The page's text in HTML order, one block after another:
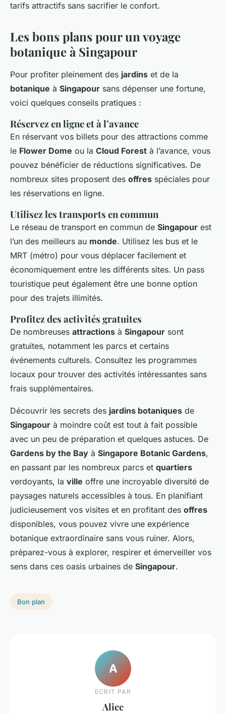
tarifs attractifs sans sacrifier le confort.
Les bons plans pour un voyage
botanique à Singapour
Pour profiter pleinement des jardins et de la
botanique à Singapour sans dépenser une fortune,
voici quelques conseils pratiques :
Réservez en ligne et à l’avance
En réservant vos billets pour des attractions comme
le Flower Dome ou la Cloud Forest à l’avance, vous
pouvez bénéficier de réductions significatives. De
nombreux sites proposent des offres spéciales pour
les réservations en ligne.
Utilisez les transports en commun
Le réseau de transport en commun de Singapour est
l’un des meilleurs au monde. Utilisez les bus et le
MRT (métro) pour vous déplacer facilement et
économiquement entre les différents sites. Un pass
touristique peut également être une bonne option
pour des trajets illimités.
Profitez des activités gratuites
De nombreuses attractions à Singapour sont
gratuites, notamment les parcs et certains
événements culturels. Consultez les programmes
locaux pour trouver des activités intéressantes sans
frais supplémentaires.
Découvrir les secrets des jardins botaniques de
Singapour à moindre coût est tout à fait possible
avec un peu de préparation et quelques astuces. De
Gardens by the Bay à Singapore Botanic Gardens,
en passant par les nombreux parcs et quartiers
verdoyants, la ville offre une incroyable diversité de
paysages naturels accessibles à tous. En planifiant
judicieusement vos visites et en profitant des offres
disponibles, vous pouvez vivre une expérience
botanique extraordinaire sans vous ruiner. Alors,
préparez-vous à explorer, respirer et émerveiller vos
sens dans ces oasis urbaines de Singapour.
Bon plan
A
ECRIT PAR
Alice